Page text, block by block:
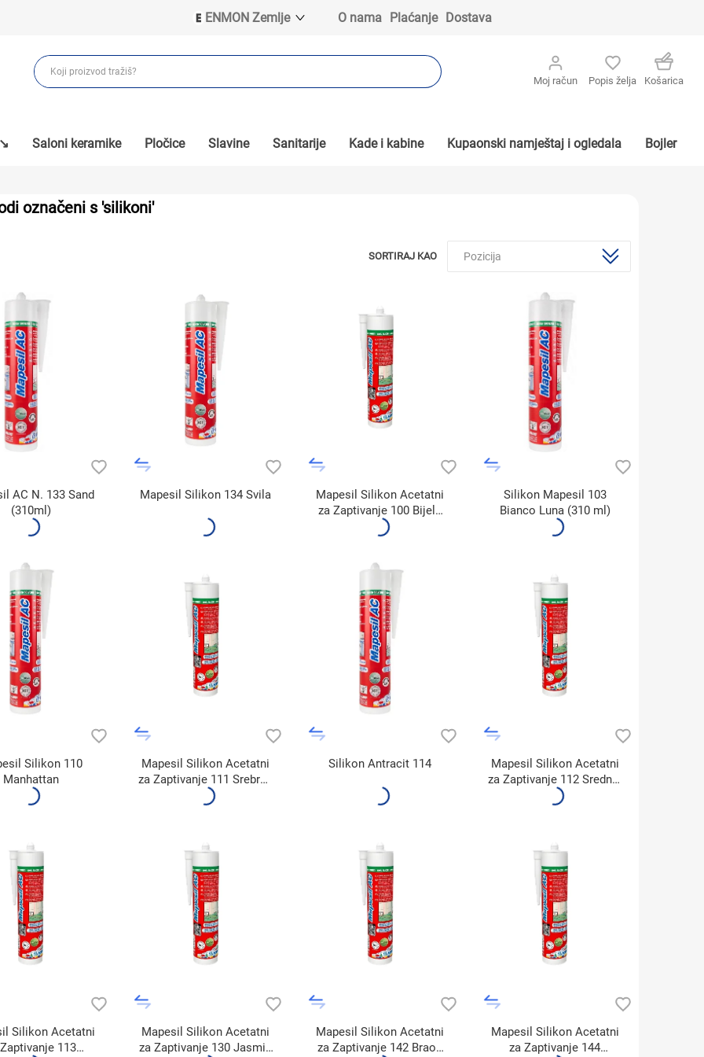
ENMON Zemlje
ENMON BIH
ENMON MKD
O nama Plaćanje Dostava
Moj račun Popis želja Košarica
Saloni keramike Pločice Slavine Sanitarije Kade i kabine Kupaonski namještaj i ogledala Bojler
označeni s 'silikoni'
SORTIRAJ KAO
AC N. 133 Sand
(310ml)
Mapesil Silikon 134 Svila
Mapesil Silikon Acetatni
za Zaptivanje 100 Bijela
(310ml)
Silikon Mapesil 103
Bianco Luna (310 ml)
Silikon 110
Manhattan
Mapesil Silikon Acetatni
za Zaptivanje 111 Srebrno
Siva (310ml)
Silikon Antracit 114
Mapesil Silikon Acetatni
za Zaptivanje 112 Srednje
Siva (310ml)
Silikon Acetatni
113
Mapesil Silikon Acetatni
za Zaptivanje 130 Jasmin
Mapesil Silikon Acetatni
za Zaptivanje 142 Braon
Mapesil Silikon Acetatni
za Zaptivanje 144